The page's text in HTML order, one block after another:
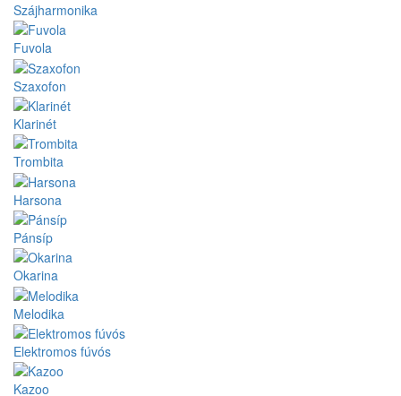
Szájharmonika
Fuvola
Szaxofon
Klarinét
Trombita
Harsona
Pánsíp
Okarina
Melodika
Elektromos fúvós
Kazoo